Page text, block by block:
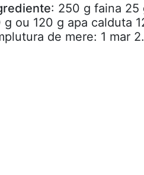
: 250 g faina 25
g ou 120 g apa calduta
de mere: 1 mar